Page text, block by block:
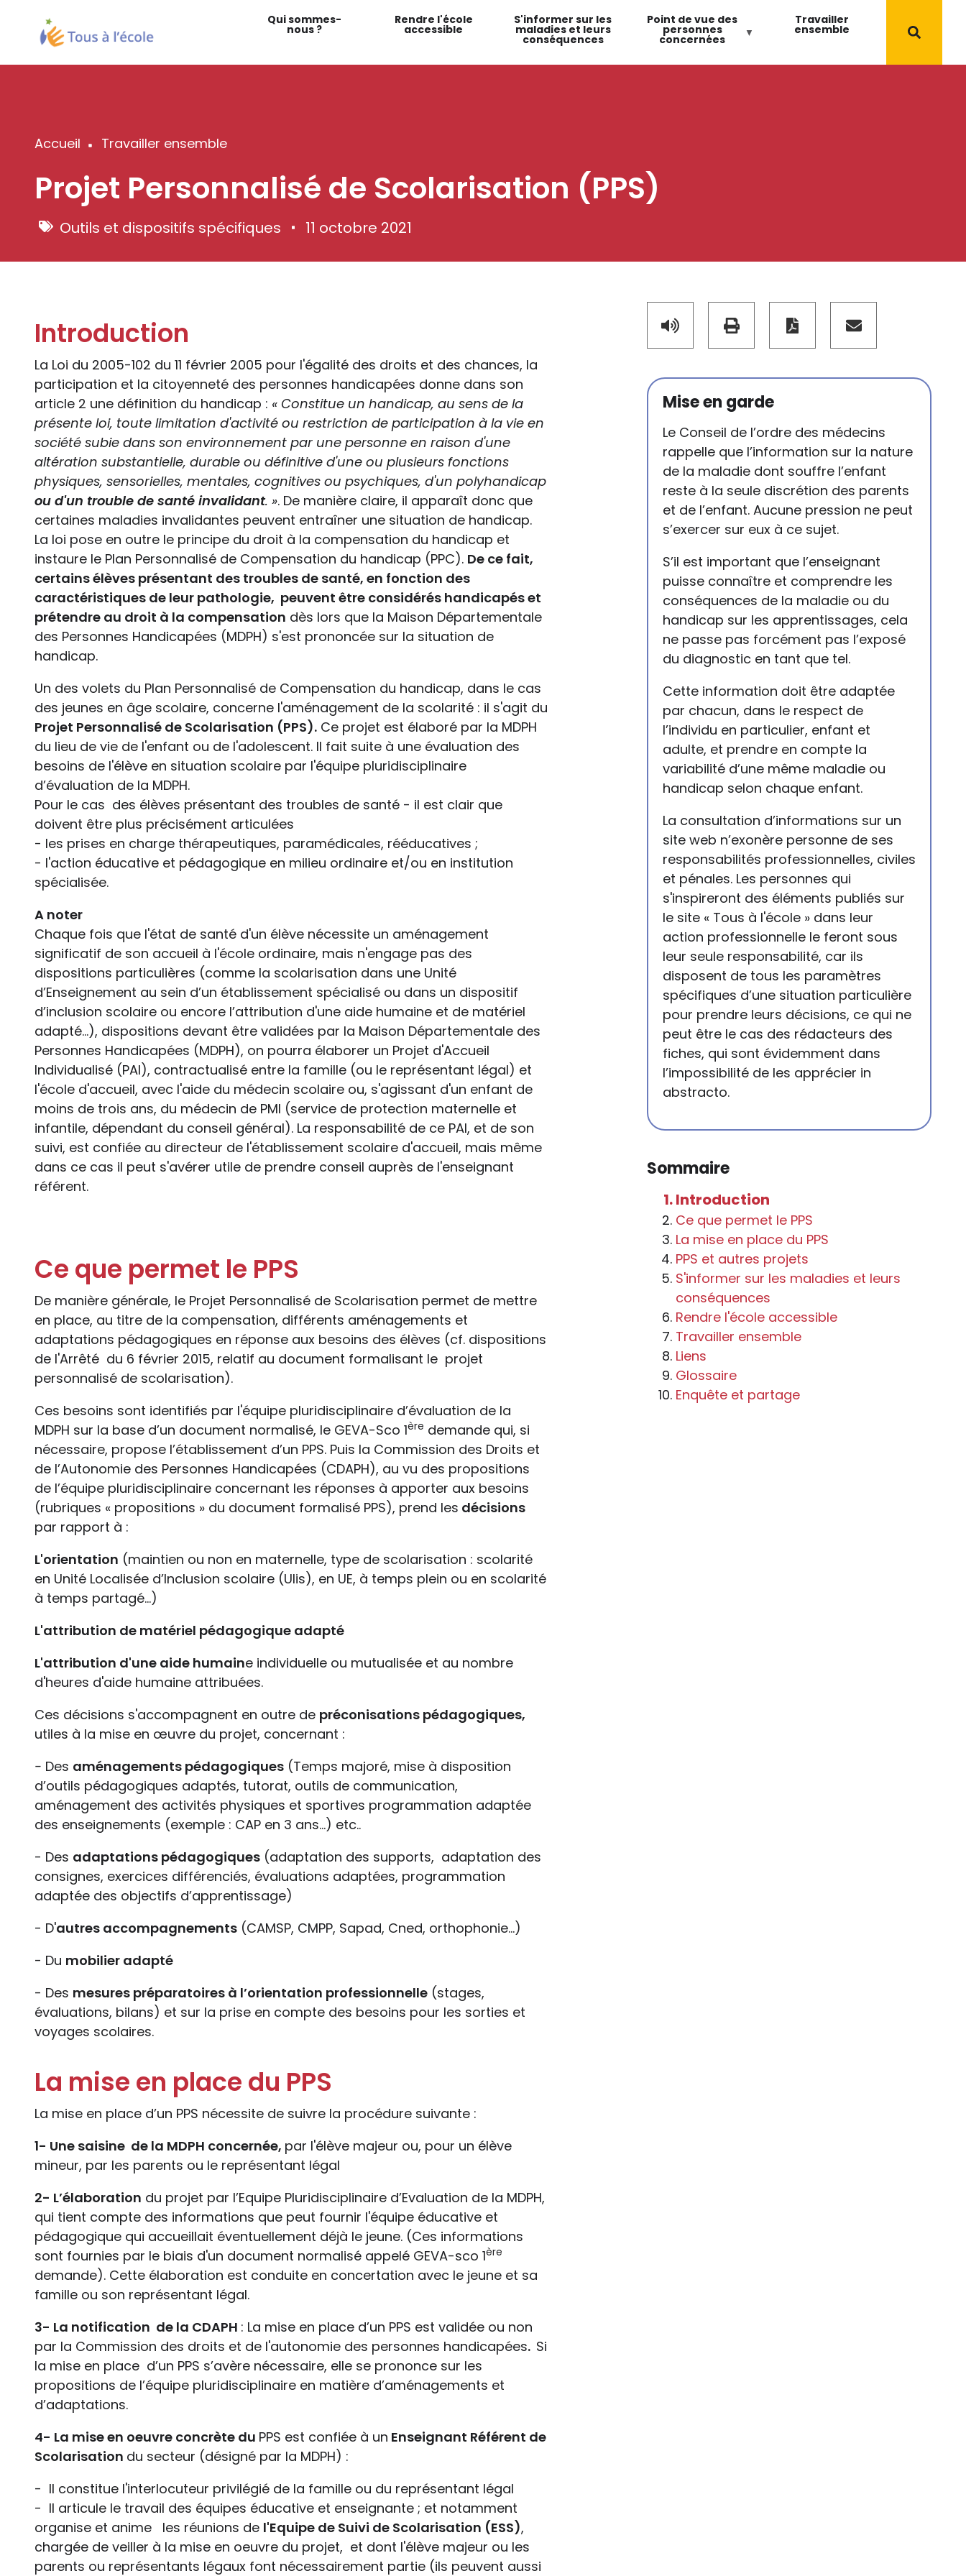
contenu
principal
Qui sommes-
nous ?
Rendre l'école
accessible
S'informer sur les
maladies et leurs
conséquences
Point de vue des
personnes
concernées
Travailler
ensemble
Fil
d'Ariane
Accueil Travailler ensemble
Projet Personnalisé de Scolarisation (PPS)
Outils et dispositifs spécifiques 11 octobre 2021
Introduction
La Loi du 2005-102 du 11 février 2005 pour l'égalité des droits et des chances, la
participation et la citoyenneté des personnes handicapées donne dans son
article 2 une définition du handicap : « Constitue un handicap, au sens de la
présente loi, toute limitation d'activité ou restriction de participation à la vie en
société subie dans son environnement par une personne en raison d'une
altération substantielle, durable ou définitive d'une ou plusieurs fonctions
physiques, sensorielles, mentales, cognitives ou psychiques, d'un polyhandicap
ou d'un trouble de santé invalidant. ». De manière claire, il apparaît donc que
certaines maladies invalidantes peuvent entraîner une situation de handicap.
La loi pose en outre le principe du droit à la compensation du handicap et
instaure le Plan Personnalisé de Compensation du handicap (PPC). De ce fait,
certains élèves présentant des troubles de santé, en fonction des
caractéristiques de leur pathologie, peuvent être considérés handicapés et
prétendre au droit à la compensation dès lors que la Maison Départementale
des Personnes Handicapées (MDPH) s'est prononcée sur la situation de
handicap.
Un des volets du Plan Personnalisé de Compensation du handicap, dans le cas
des jeunes en âge scolaire, concerne l'aménagement de la scolarité : il s'agit du
Projet Personnalisé de Scolarisation (PPS). Ce projet est élaboré par la MDPH
du lieu de vie de l'enfant ou de l'adolescent. Il fait suite à une évaluation des
besoins de l'élève en situation scolaire par l'équipe pluridisciplinaire
d’évaluation de la MDPH.
Pour le cas des élèves présentant des troubles de santé - il est clair que
doivent être plus précisément articulées
- les prises en charge thérapeutiques, paramédicales, rééducatives ;
- l'action éducative et pédagogique en milieu ordinaire et/ou en institution
spécialisée.
A noter
Chaque fois que l'état de santé d'un élève nécessite un aménagement
significatif de son accueil à l'école ordinaire, mais n'engage pas des
dispositions particulières (comme la scolarisation dans une Unité
d’Enseignement au sein d’un établissement spécialisé ou dans un dispositif
d’inclusion scolaire ou encore l’attribution d'une aide humaine et de matériel
adapté...), dispositions devant être validées par la Maison Départementale des
Personnes Handicapées (MDPH), on pourra élaborer un Projet d'Accueil
Individualisé (PAI), contractualisé entre la famille (ou le représentant légal) et
l'école d'accueil, avec l'aide du médecin scolaire ou, s'agissant d'un enfant de
moins de trois ans, du médecin de PMI (service de protection maternelle et
infantile, dépendant du conseil général). La responsabilité de ce PAI, et de son
suivi, est confiée au directeur de l'établissement scolaire d'accueil, mais même
dans ce cas il peut s'avérer utile de prendre conseil auprès de l'enseignant
référent.
Ce que permet le PPS
De manière générale, le Projet Personnalisé de Scolarisation permet de mettre
en place, au titre de la compensation, différents aménagements et
adaptations pédagogiques en réponse aux besoins des élèves (cf. dispositions
de l'Arrêté du 6 février 2015, relatif au document formalisant le projet
personnalisé de scolarisation).
Ces besoins sont identifiés par l'équipe pluridisciplinaire d’évaluation de la
MDPH sur la base d’un document normalisé, le GEVA-Sco 1ère demande qui, si
nécessaire, propose l’établissement d’un PPS. Puis la Commission des Droits et
de l’Autonomie des Personnes Handicapées (CDAPH), au vu des propositions
de l’équipe pluridisciplinaire concernant les réponses à apporter aux besoins
(rubriques « propositions » du document formalisé PPS), prend les décisions
par rapport à :
L'orientation (maintien ou non en maternelle, type de scolarisation : scolarité
en Unité Localisée d’Inclusion scolaire (Ulis), en UE, à temps plein ou en scolarité
à temps partagé...)
L'attribution de matériel pédagogique adapté
L'attribution d'une aide humaine individuelle ou mutualisée et au nombre
d'heures d'aide humaine attribuées.
Ces décisions s'accompagnent en outre de préconisations pédagogiques,
utiles à la mise en œuvre du projet, concernant :
- Des aménagements pédagogiques (Temps majoré, mise à disposition
d’outils pédagogiques adaptés, tutorat, outils de communication,
aménagement des activités physiques et sportives programmation adaptée
des enseignements (exemple : CAP en 3 ans…) etc..
- Des adaptations pédagogiques (adaptation des supports, adaptation des
consignes, exercices différenciés, évaluations adaptées, programmation
adaptée des objectifs d’apprentissage)
- D'autres accompagnements (CAMSP, CMPP, Sapad, Cned, orthophonie...)
- Du mobilier adapté
- Des mesures préparatoires à l’orientation professionnelle (stages,
évaluations, bilans) et sur la prise en compte des besoins pour les sorties et
voyages scolaires.
La mise en place du PPS
La mise en place d’un PPS nécessite de suivre la procédure suivante :
1- Une saisine de la MDPH concernée, par l'élève majeur ou, pour un élève
mineur, par les parents ou le représentant légal
2- L’élaboration du projet par l’Equipe Pluridisciplinaire d’Evaluation de la MDPH,
qui tient compte des informations que peut fournir l'équipe éducative et
pédagogique qui accueillait éventuellement déjà le jeune. (Ces informations
sont fournies par le biais d'un document normalisé appelé GEVA-sco 1ère
demande). Cette élaboration est conduite en concertation avec le jeune et sa
famille ou son représentant légal.
3- La notification de la CDAPH : La mise en place d’un PPS est validée ou non
par la Commission des droits et de l'autonomie des personnes handicapées. Si
la mise en place d’un PPS s’avère nécessaire, elle se prononce sur les
propositions de l’équipe pluridisciplinaire en matière d’aménagements et
d’adaptations.
4- La mise en oeuvre concrète du PPS est confiée à un Enseignant Référent de
Scolarisation du secteur (désigné par la MDPH) :
- Il constitue l'interlocuteur privilégié de la famille ou du représentant légal
- Il articule le travail des équipes éducative et enseignante ; et notamment
organise et anime les réunions de l'Equipe de Suivi de Scolarisation (ESS),
chargée de veiller à la mise en oeuvre du projet, et dont l'élève majeur ou les
parents ou représentants légaux font nécessairement partie (ils peuvent aussi
Mise en garde
Le Conseil de l’ordre des médecins
rappelle que l’information sur la nature
de la maladie dont souffre l’enfant
reste à la seule discrétion des parents
et de l’enfant. Aucune pression ne peut
s’exercer sur eux à ce sujet.
S’il est important que l’enseignant
puisse connaître et comprendre les
conséquences de la maladie ou du
handicap sur les apprentissages, cela
ne passe pas forcément pas l’exposé
du diagnostic en tant que tel.
Cette information doit être adaptée
par chacun, dans le respect de
l’individu en particulier, enfant et
adulte, et prendre en compte la
variabilité d’une même maladie ou
handicap selon chaque enfant.
La consultation d’informations sur un
site web n’exonère personne de ses
responsabilités professionnelles, civiles
et pénales. Les personnes qui
s'inspireront des éléments publiés sur
le site « Tous à l'école » dans leur
action professionnelle le feront sous
leur seule responsabilité, car ils
disposent de tous les paramètres
spécifiques d’une situation particulière
pour prendre leurs décisions, ce qui ne
peut être le cas des rédacteurs des
fiches, qui sont évidemment dans
l’impossibilité de les apprécier in
abstracto.
Sommaire
Introduction
Ce que permet le PPS
La mise en place du PPS
PPS et autres projets
S'informer sur les maladies et leurs
conséquences
Rendre l'école accessible
Travailler ensemble
Liens
Glossaire
Enquête et partage